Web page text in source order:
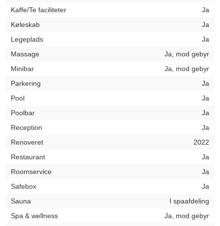
Kaffe/Te faciliteter
Ja
Køleskab
Ja
Legeplads
Ja
Massage
Ja, mod gebyr
Minibar
Ja, mod gebyr
Parkering
Ja
Pool
Ja
Poolbar
Ja
Reception
Ja
Renoveret
2022
Restaurant
Ja
Roomservice
Ja
Safebox
Ja
Sauna
I spaafdeling
Spa & wellness
Ja, mod gebyr